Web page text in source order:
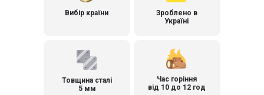
Товщина сталі
5 мм
Вибір країни
Час горіння
від 10 до 12 год
Зроблено в
Україні